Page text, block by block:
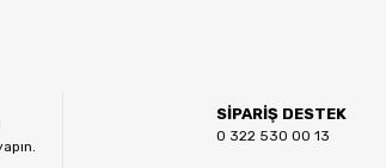
bulunuyor.
SİPARİŞ DESTEK
0 322 530 00 13